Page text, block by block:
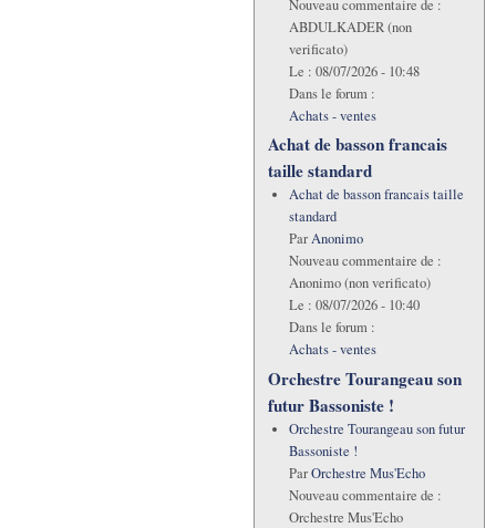
Nouveau commentaire de :
ABDULKADER (non
verificato)
Le : 08/07/2026 - 10:48
Dans le forum :
Achats - ventes
Achat de basson francais
taille standard
Achat de basson francais taille
standard
ParAnonimo
Nouveau commentaire de :
Anonimo (non verificato)
Le : 08/07/2026 - 10:40
Dans le forum :
Achats - ventes
Orchestre Tourangeau son
futur Bassoniste !
Orchestre Tourangeau son futur
Bassoniste !
ParOrchestre Mus'Echo
Nouveau commentaire de :
Orchestre Mus'Echo